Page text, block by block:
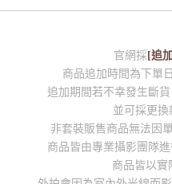
官網採 [追
商品追加時間為下單
追加期間若不幸發生斷
並可採更
非套裝販售商品無法因
商品皆由專業攝影團隊
商品皆以實